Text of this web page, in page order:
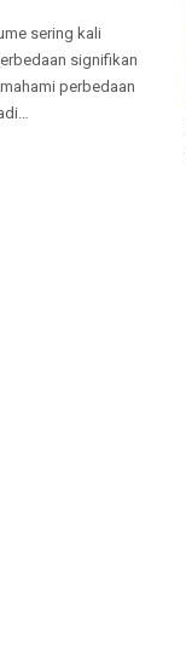
sering kali
signifikan
perbedaan